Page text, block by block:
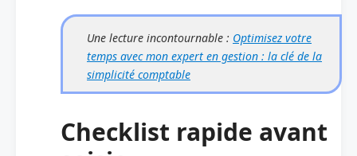
Une lecture incontournable : Optimisez votre
temps avec mon expert en gestion : la clé de la
simplicité comptable
Checklist rapide avant